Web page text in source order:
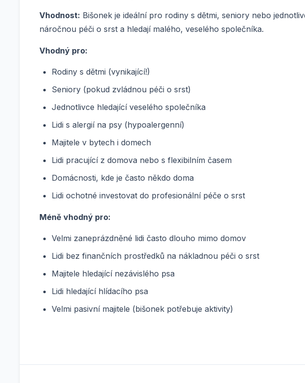
Vhodnost: Bišonek je ideální pro rodiny s dětmi, seniory nebo
náročnou péči o srst a hledají malého, veselého společníka.
Vhodný pro:
Rodiny s dětmi (vynikající!)
Seniory (pokud zvládnou péči o srst)
Jednotlivce hledající veselého společníka
Lidi s alergií na psy (hypoalergenní)
Majitele v bytech i domech
Lidi pracující z domova nebo s flexibilním časem
Domácnosti, kde je často někdo doma
Lidi ochotné investovat do profesionální péče o srst
Méně vhodný pro:
Velmi zaneprázdněné lidi často dlouho mimo domov
Lidi bez finančních prostředků na nákladnou péči o srst
Majitele hledající nezávislého psa
Lidi hledající hlídacího psa
Velmi pasivní majitele (bišonek potřebuje aktivity)